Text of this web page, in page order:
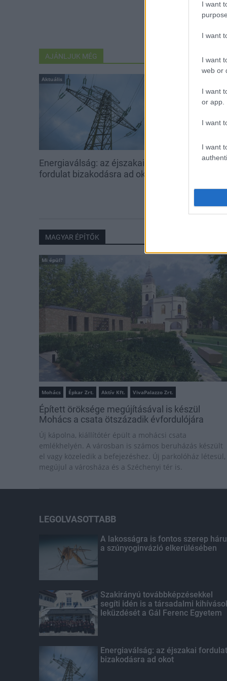
I want
I want
I want
web or
I want
or app.
I want
I want
AJÁNLJUK MÉG
Aktuális
Energiaválság: az éjszakai
fordulat bizakodásra ad okot
Paks: hétfőn
MAGYAR ÉPÍTŐK
Mi épül?
Mohács Épkar Zrt. Aktív Kft. VivaPalazzo Zrt.
Épített öröksége megújításával is készül
Mohács a csata ötszázadik évfordulójára
Új kápolna, kiállítótér épült a mohácsi csata
emlékhelyén. A városban is számos beruházás készült
el vagy közeledik a befejezéshez. Új parkolóház létesül,
megújul a városháza és a Széchenyi tér is.
LEGOLVASOTTABB
A lakosságra is fontos szerep
a szúnyoginvázió elkerülésében
Szakirányú továbbképzésekkel
segíti idén is a társadalmi
leküzdését a Gál Ferenc Egyetem
Energiaválság: az éjszakai fordulat
bizakodásra ad okot